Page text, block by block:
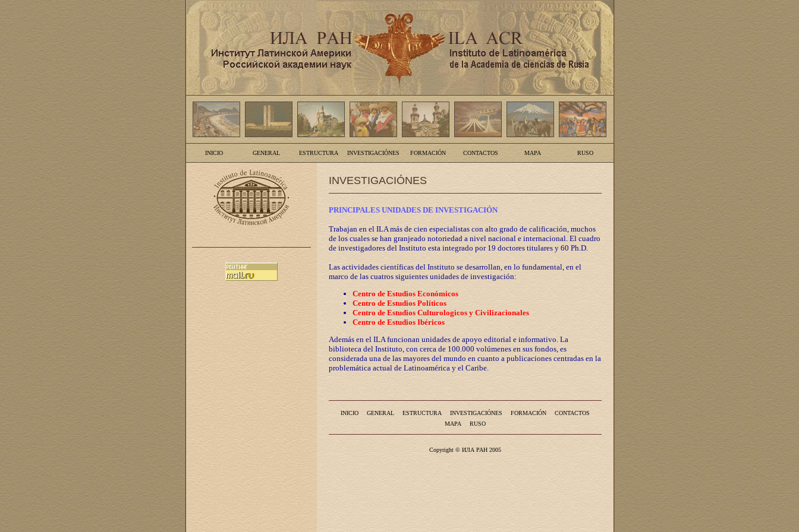
INICIO GENERAL ESTRUCTURA INVESTIGACIÓNES FORMACIÓN CONTACTOS MAPA RUSO
INVESTIGACIÓNES
PRINCIPALES UNIDADES DE INVESTIGACIÓN
Trabajan en el ILA más de cien especialistas con alto grado de calificación, muchos
de los cuales se han granjeado notoriedad a nivel nacional e internacional. El cuadro
de investigadores del Instituto esta integrado por 19 doctores titulares y 60 Ph.D.
Las actividades científicas del Instituto se desarrollan, en lo fundamental, en el
marco de las cuatros siguientes unidades de investigación:
Centro de Estudios Económicos
Centro de Estudios Políticos
Centro de Estudios Culturologicos y Civilizacionales
Centro de Estudios Ibéricos
Además en el ILA funcionan unidades de apoyo editorial e informativo. La
biblioteca del Instituto, con cerca de 100.000 volúmenes en sus fondos, es
considerada una de las mayores del mundo en cuanto a publicaciones centradas en la
problemática actual de Latinoamérica y el Caribe.
INICIO GENERAL ESTRUCTURA INVESTIGACIÓNES FORMACIÓN
CONTACTOS
MAPA
RUSO
Copyright © ИЛА РАН 2005